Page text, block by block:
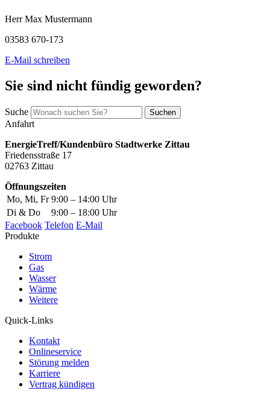
Herr Max Mustermann
03583 670-173
E-Mail schreiben
Sie sind nicht fündig geworden?
Suche Suchen
Anfahrt
EnergieTreff/Kundenbüro Stadtwerke Zittau
Friedensstraße 17
02763 Zittau
Öffnungszeiten
Mo, Mi, Fr 9:00 – 14:00 Uhr
Di & Do
9:00 – 18:00 Uhr
Facebook Telefon E-Mail
Produkte
Strom
Gas
Wasser
Wärme
Weitere
Quick-Links
Kontakt
Onlineservice
Störung melden
Karriere
Vertrag kündigen